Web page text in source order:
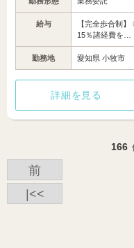
給与
【完全歩合制
15％諸経費を…
勤務地 愛知県 小牧市
詳細を見る
166
|<<
前